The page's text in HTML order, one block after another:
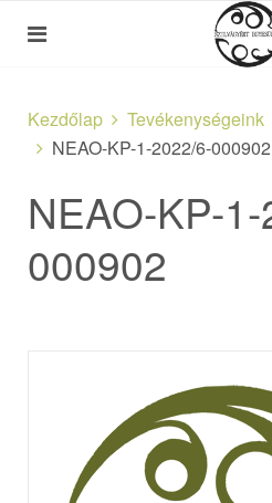
Kezdőlap Tevékenységeink
NEAO-KP-1-2022/6-000902
NEAO-KP-
000902